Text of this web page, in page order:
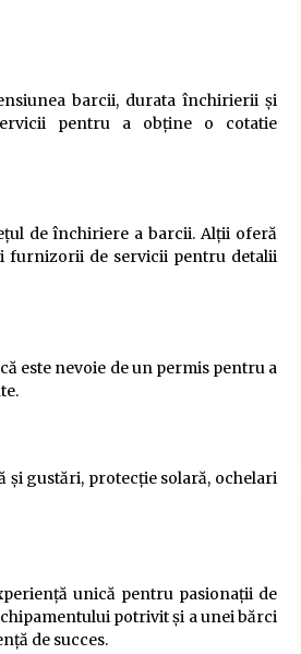
barcii, durata închirierii și
pentru a obține o cotatie
de închiriere a barcii. Alții oferă
furnizorii de servicii pentru detalii
este nevoie de un permis pentru a
și gustări, protecție solară, ochelari
unică pentru pasionații de
potrivit și a unei bărci
de succes.